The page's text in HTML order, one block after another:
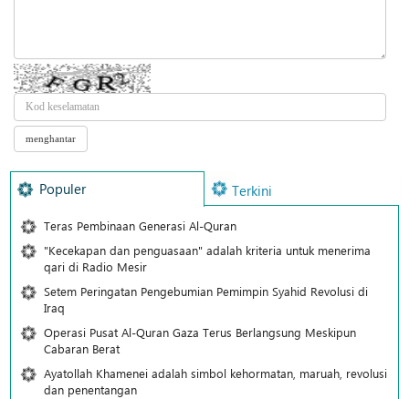
Populer Terkini
Teras Pembinaan Generasi Al-Quran
"Kecekapan dan penguasaan" adalah kriteria untuk menerima
qari di Radio Mesir
Setem Peringatan Pengebumian Pemimpin Syahid Revolusi di
Iraq
Operasi Pusat Al-Quran Gaza Terus Berlangsung Meskipun
Cabaran Berat
Ayatollah Khamenei adalah simbol kehormatan, maruah, revolusi
dan penentangan